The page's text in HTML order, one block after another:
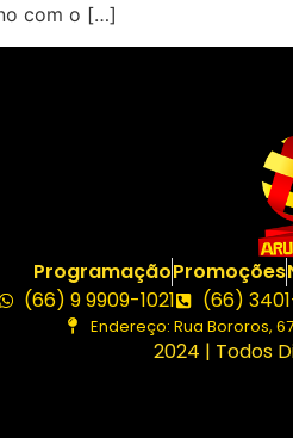
com o […]
ProgramaçãoPromoções
(66) 9 9909-1021
(66)
Endereço: Rua Bororos,
2024 | Todos